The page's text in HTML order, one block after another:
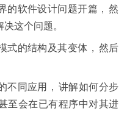
的软件设计问题开篇 ， 然
决这个问题。
式的结构及其变体
然后
不同应用
讲解如何分步
至会在已有程序中对其进